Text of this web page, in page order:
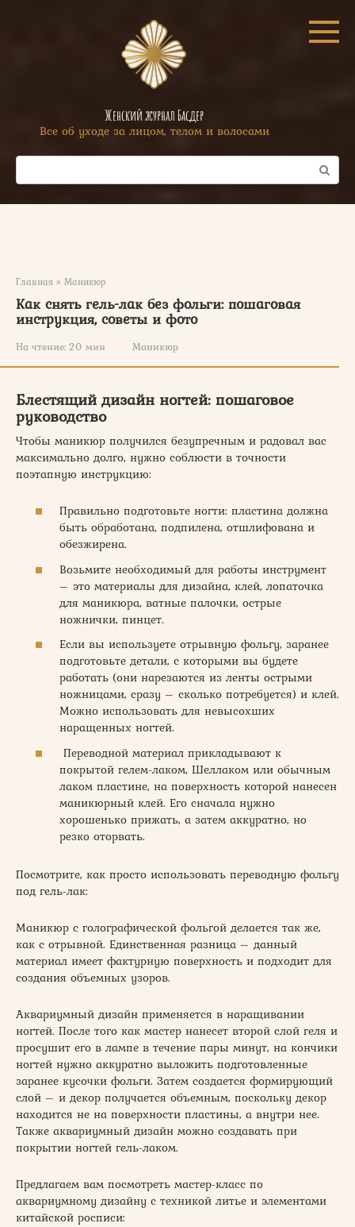
Женский журнал Басдер
Все об уходе за лицом, телом и волосами
Поиск:
Главная » Маникюр
Как снять гель-лак без фольги: пошаговая
инструкция, советы и фото
На чтение: 20 мин Маникюр
Блестящий дизайн ногтей: пошаговое
руководство
Чтобы маникюр получился безупречным и радовал вас
максимально долго, нужно соблюсти в точности
поэтапную инструкцию:
Правильно подготовьте ногти: пластина должна
быть обработана, подпилена, отшлифована и
обезжирена.
Возьмите необходимый для работы инструмент
– это материалы для дизайна, клей, лопаточка
для маникюра, ватные палочки, острые
ножнички, пинцет.
Если вы используете отрывную фольгу, заранее
подготовьте детали, с которыми вы будете
работать (они нарезаются из ленты острыми
ножницами, сразу – сколько потребуется) и клей.
Можно использовать для невысохших
наращенных ногтей.
Переводной материал прикладывают к
покрытой гелем-лаком, Шеллаком или обычным
лаком пластине, на поверхность которой нанесен
маникюрный клей. Его сначала нужно
хорошенько прижать, а затем аккуратно, но
резко оторвать.
Посмотрите, как просто использовать переводную фольгу
под гель-лак:
Маникюр с голографической фольгой делается так же,
как с отрывной. Единственная разница – данный
материал имеет фактурную поверхность и подходит для
создания объемных узоров.
Аквариумный дизайн применяется в наращивании
ногтей. После того как мастер нанесет второй слой геля и
просушит его в лампе в течение пары минут, на кончики
ногтей нужно аккуратно выложить подготовленные
заранее кусочки фольги. Затем создается формирующий
слой – и декор получается объемным, поскольку декор
находится не на поверхности пластины, а внутри нее.
Также аквариумный дизайн можно создавать при
покрытии ногтей гель-лаком.
Предлагаем вам посмотреть мастер-класс по
аквариумному дизайну с техникой литье и элементами
китайской росписи: